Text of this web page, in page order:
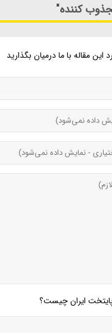
کننده"
این مقاله با ما درمیان بگذارید
پایتخت ایران چیست؟